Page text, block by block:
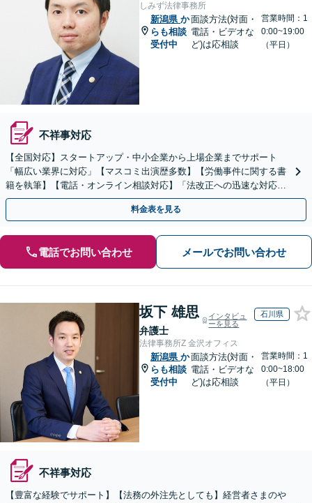
しみず法律事務所
新潟県 か
らも相談
受付中
面談方法(対面・
電話・ビデオな
ど)は応相談
営業時間：1
0:00~19:00
（平日）
不祥事対応
【全国対応】スタートアップ・中小企業から上場企業までサポート
「幅広い業界に対応」【マスコミ出演歴多数】【労働事件に関する書
籍を執筆】【電話・オンライン相談対応】「法改正への迅速な対応」
「労務環境の整備でトラブルを未然に防ぐ」
料金表を見る
電話でお問い合わせ メールでお問い合わせ
坂下 雄思
弁護士
インタビュ
ーを見る
石川県
法律事務所Z 金沢オフィス
新潟県 か
らも相談
受付中
面談方法(対面・
電話・ビデオな
ど)は応相談
営業時間：1
0:00~18:00
（平日）
不祥事対応
【豊富な経験でサポート】【法務の外注先としても】経営者さまのや